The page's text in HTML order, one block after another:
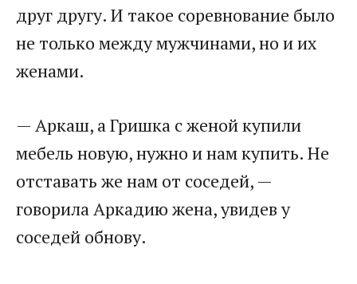
друг другу. И такое соревнование было
не только между мужчинами, но и их
женами.
— Аркаш, а Гришка с женой купили
мебель новую, нужно и нам купить. Не
отставать же нам от соседей, —
говорила Аркадию жена, увидев у
соседей обнову.